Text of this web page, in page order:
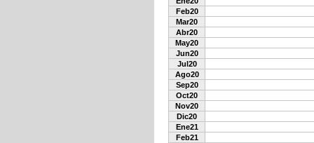
Feb20
Mar20
Abr20
May20
Jun20
Jul20
Ago20
Sep20
Oct20
Nov20
Dic20
Ene21
Feb21